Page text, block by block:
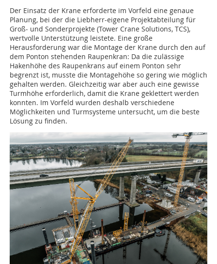
Der Einsatz der Krane erforderte im Vorfeld eine genaue
Planung, bei der die Liebherr-eigene Projektabteilung für
Groß- und Sonderprojekte (Tower Crane Solutions, TCS),
wertvolle Unterstützung leistete. Eine große
Herausforderung war die Montage der Krane durch den auf
dem Ponton stehenden Raupenkran: Da die zulässige
Hakenhöhe des Raupenkrans auf einem Ponton sehr
begrenzt ist, musste die Montagehöhe so gering wie möglich
gehalten werden. Gleichzeitig war aber auch eine gewisse
Turmhöhe erforderlich, damit die Krane geklettert werden
konnten. Im Vorfeld wurden deshalb verschiedene
Möglichkeiten und Turmsysteme untersucht, um die beste
Lösung zu finden.